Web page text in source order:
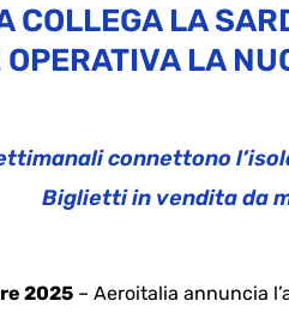
COLLEGA LA
OPERATIVA LA
connettono
Biglietti in vendita da
2025 – Aeroitalia annuncia